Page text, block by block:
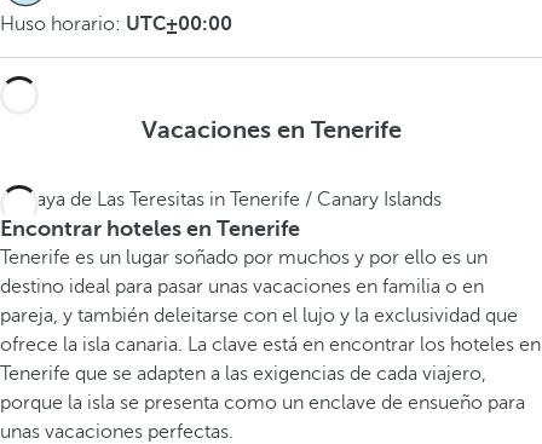
Huso horario: UTC±00:00
Vacaciones en Tenerife
Encontrar hoteles en Tenerife
Tenerife es un lugar soñado por muchos y por ello es un
destino ideal para pasar unas vacaciones en familia o en
pareja, y también deleitarse con el lujo y la exclusividad que
ofrece la isla canaria. La clave está en encontrar los hoteles en
Tenerife que se adapten a las exigencias de cada viajero,
porque la isla se presenta como un enclave de ensueño para
unas vacaciones perfectas.